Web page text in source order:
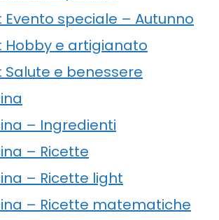
speciale – Autunno
Hobby e artigianato
e benessere
– Ingredienti
– Ricette
– Ricette light
– Ricette matematiche